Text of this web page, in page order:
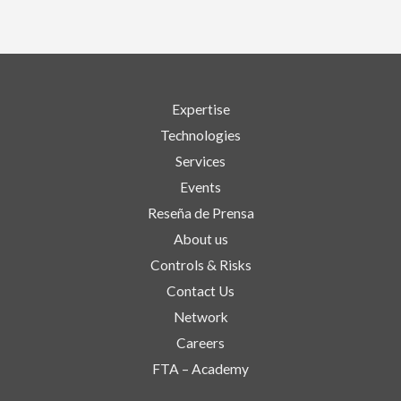
Expertise
Technologies
Services
Events
Reseña de Prensa
About us
Controls & Risks
Contact Us
Network
Careers
FTA – Academy